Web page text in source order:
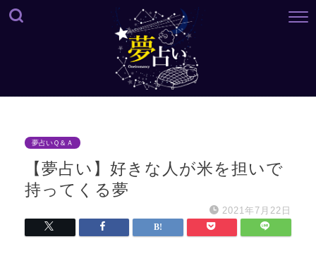
夢占いＱ＆Ａ
【夢占い】好きな人が米を担いで
持ってくる夢
2021年7月22日